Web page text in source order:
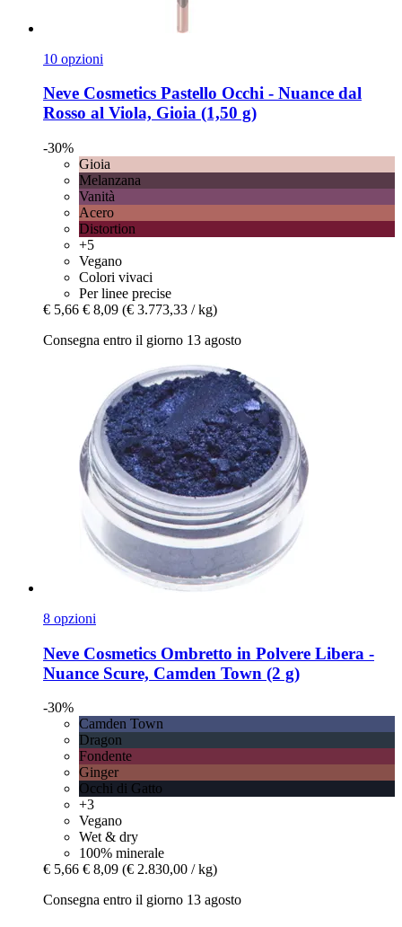
10 opzioni
Neve Cosmetics Pastello Occhi -​ Nuance dal
Rosso al Viola, Gioia (1,50 g)
-30%
Gioia
Melanzana
Vanità
Acero
Distortion
+5
Vegano
Colori vivaci
Per linee precise
€ 5,66 € 8,09 (€ 3.773,33 / kg)
Consegna entro il giorno 13 agosto
8 opzioni
Neve Cosmetics Ombretto in Polvere Libera -​
Nuance Scure, Camden Town (2 g)
-30%
Camden Town
Dragon
Fondente
Ginger
Occhi di Gatto
+3
Vegano
Wet & dry
100% minerale
€ 5,66 € 8,09 (€ 2.830,00 / kg)
Consegna entro il giorno 13 agosto